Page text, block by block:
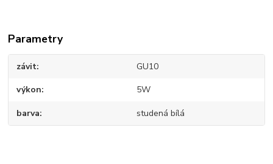
Parametry
závit GU10
výkon 5W
barva studená bílá